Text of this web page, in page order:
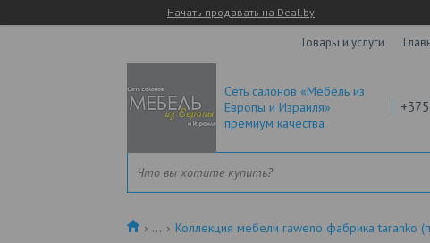
Начать продавать на Deal.by
Товары и услуги
Сеть салонов «Мебель из
Европы и Израиля»
премиум качества
... Коллекция мебели raweno фабрика taranko